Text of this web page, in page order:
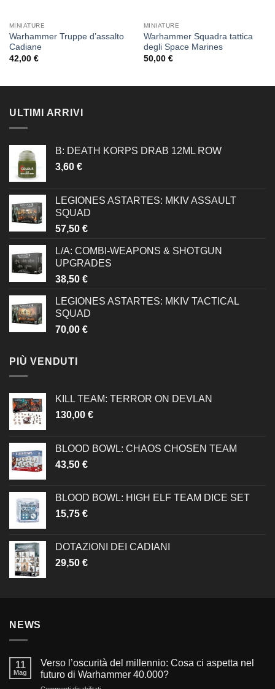
MINIATURE
Warhammer Truppe d’assalto
Cadiane
42,00 €
MINIATURE
Warhammer Squadra tattica
degli Space Marines
50,00 €
ULTIMI ARRIVI
B: DEATH KORPS DRAB 12ML ROW
3,60 €
LEGIONES ASTARTES: MKIV ASSAULT
SQUAD
57,50 €
L/A: COMBI-WEAPONS & SHOTGUN
UPGRADES
38,50 €
LEGIONES ASTARTES: MKIV TACTICAL
SQUAD
70,00 €
PIÙ VENDUTI
KILL TEAM: TERROR ON DEVLAN
130,00 €
BLOOD BOWL: CHAOS CHOSEN TEAM
43,50 €
BLOOD BOWL: HIGH ELF TEAM DICE SET
15,75 €
DOTAZIONI DEI CADIANI
29,50 €
NEWS
11
Mag
Verso l’oscurità del millennio: Cosa ci aspetta nel
futuro di Warhammer 40.000?